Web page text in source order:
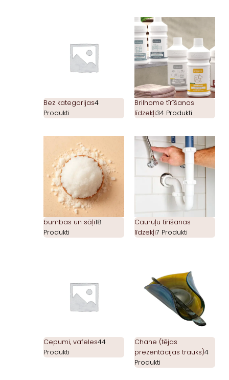
Bez kategorijas4
Produkti
Brilhome tīrīšanas
līdzekļi34 Produkti
bumbas un sāļi18
Produkti
Cauruļu tīrīšanas
līdzekļi7 Produkti
Cepumi, vafeles44
Produkti
Chahe (tējas
prezentācijas trauks)4
Produkti